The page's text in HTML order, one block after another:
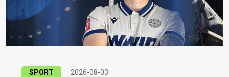
SPORT 2026-08-03